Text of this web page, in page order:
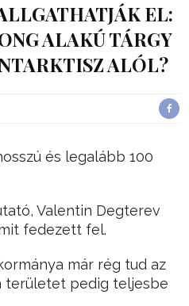
EL:
ALAKÚ TÁRGY
ALÓL?
és legalább 100
Valentin Degterev
fedezett fel.
már rég tud az
területet pedig teljesbe